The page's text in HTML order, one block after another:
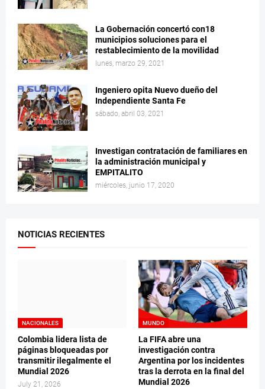
La Gobernación concertó con18
municipios soluciones para el
restablecimiento de la movilidad
lunes, marzo 29, 2021
Ingeniero opita Nuevo dueño del
Independiente Santa Fe
sábado, abril 03, 2021
Investigan contratación de familiares en
la administración municipal y
EMPITALITO
miércoles, junio 17, 2020
NOTICIAS RECIENTES
NACIONALES
Colombia lidera lista de
páginas bloqueadas por
transmitir ilegalmente el
Mundial 2026
July 21, 2026
MUNDO
La FIFA abre una
investigación contra
Argentina por los incidentes
tras la derrota en la final del
Mundial 2026